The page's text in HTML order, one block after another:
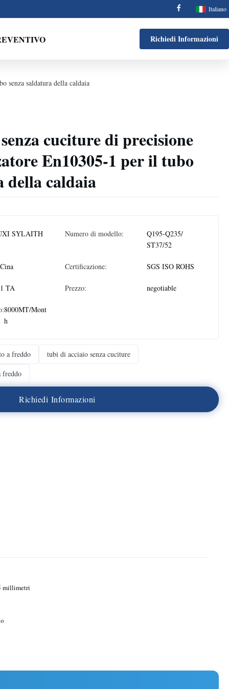
Italiano
Richiedi Informazioni
senza saldatura della caldaia
cuciture di precisione
En10305-1 per il tubo
della caldaia
SYLAITH Numero di modello:
Q195-Q235/
ST37/52
Certificazione: SGS ISO ROHS
TA Prezzo: negotiable
8000MT/Mont
h
a freddo
tubi di acciaio senza cuciture
freddo
Richiedi Informazioni
millimetri